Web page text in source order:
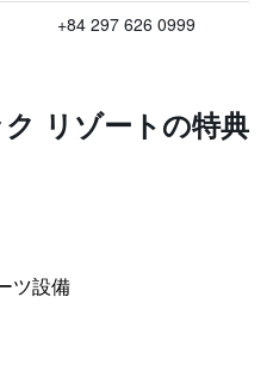
+84 297 626 0999
リゾートの特典
ツ設備